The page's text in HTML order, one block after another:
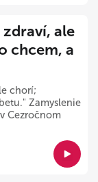
ale
chcem, a
chorí;
Zamyslenie
Cezročnom